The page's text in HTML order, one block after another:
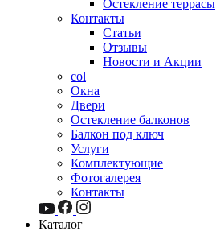
Остекление террасы
Контакты
Статьи
Отзывы
Новости и Акции
col
Окна
Двери
Остекление балконов
Балкон под ключ
Услуги
Комплектующие
Фотогалерея
Контакты
Каталог